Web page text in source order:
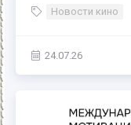
Новости кино
24.07.26